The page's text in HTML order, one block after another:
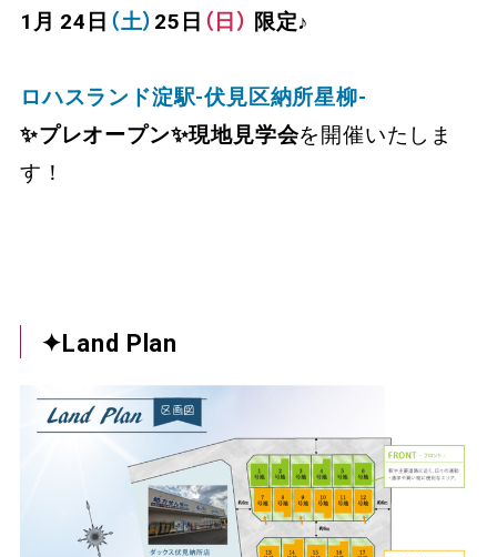
1月 24日 （土）25日 （日） 限定♪
ロハスランド淀駅-伏見区納所星柳-
✨プレオープン✨現地見学会を開催いたしま
す！
✦Land Plan